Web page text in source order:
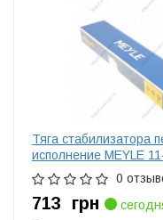
Тяга стабилизатора
исполнение MEYLE
0
713 грн